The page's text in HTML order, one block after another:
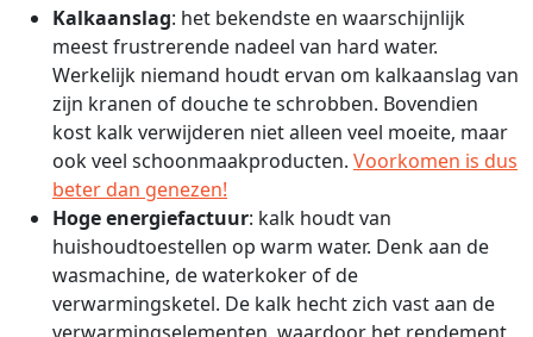
Kalkaanslag: het bekendste en waarschijnlijk
meest frustrerende nadeel van hard water.
Werkelijk niemand houdt ervan om kalkaanslag van
zijn kranen of douche te schrobben. Bovendien
kost kalk verwijderen niet alleen veel moeite, maar
ook veel schoonmaakproducten. Voorkomen is dus
beter dan genezen!
Hoge energiefactuur: kalk houdt van
huishoudtoestellen op warm water. Denk aan de
wasmachine, de waterkoker of de
verwarmingsketel. De kalk hecht zich vast aan de